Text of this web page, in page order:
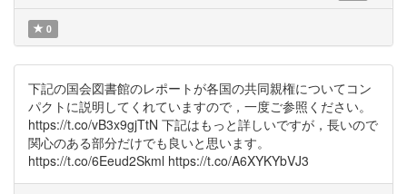
0
下記の国会図書館のレポートが各国の共同親権についてコン
パクトに説明してくれていますので，一度ご参照ください。
https://t.co/vB3x9gjTtN 下記はもっと詳しいですが，長いので
関心のある部分だけでも良いと思います。
https://t.co/6Eeud2Skml https://t.co/A6XYKYbVJ3